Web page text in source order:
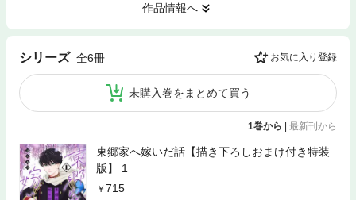
作品情報へ
シリーズ 全6冊 お気に入り登録
未購入巻をまとめて買う
1巻から | 最新刊から
東郷家へ嫁いだ話【描き下ろしおまけ付き特装
版】 1
715